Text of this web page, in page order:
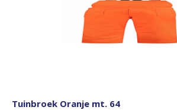
Tuinbroek Oranje mt. 64